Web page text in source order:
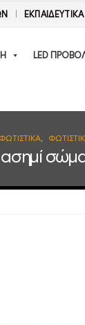
LED
ΦΩΤΙΣΤΙΚΑ,
ασημί